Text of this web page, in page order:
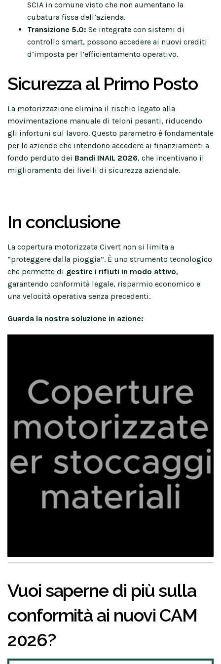
SCIA in comune visto che non aumentano la
cubatura fissa dell’azienda.
Transizione 5.0: Se integrate con sistemi di
controllo smart, possono accedere ai nuovi crediti
d’imposta per l’efficientamento operativo.
Sicurezza al Primo Posto
La motorizzazione elimina il rischio legato alla
movimentazione manuale di teloni pesanti, riducendo
gli infortuni sul lavoro. Questo parametro è fondamentale
per le aziende che intendono accedere ai finanziamenti a
fondo perduto dei Bandi INAIL 2026, che incentivano il
miglioramento dei livelli di sicurezza aziendale.
In conclusione
La copertura motorizzata Civert non si limita a
“proteggere dalla pioggia”. È uno strumento tecnologico
che permette di gestire i rifiuti in modo attivo,
garantendo conformità legale, risparmio economico e
una velocità operativa senza precedenti.
Guarda la nostra soluzione in azione:
Vuoi saperne di più sulla
conformità ai nuovi CAM
2026?